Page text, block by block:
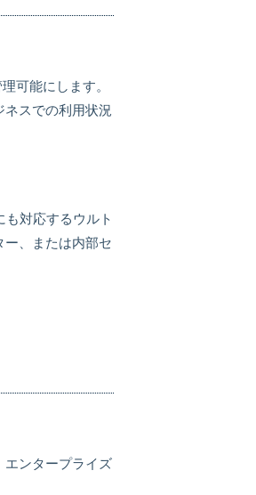
可能にします。
スでの利用状況
対応するウルト
、または内部セ
エンタープライズ